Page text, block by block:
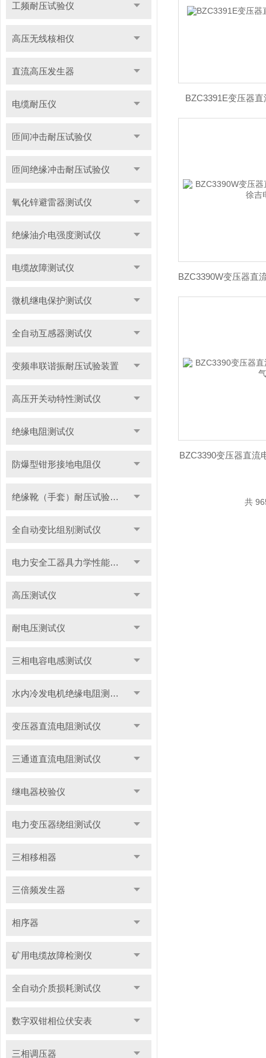
工频耐压试验仪
高压无线核相仪
直流高压发生器
电缆耐压仪
匝间冲击耐压试验仪
匝间绝缘冲击耐压试验仪
氧化锌避雷器测试仪
绝缘油介电强度测试仪
电缆故障测试仪
微机继电保护测试仪
全自动互感器测试仪
变频串联谐振耐压试验装置
高压开关动特性测试仪
绝缘电阻测试仪
防爆型钳形接地电阻仪
绝缘靴（手套）耐压试验装置
全自动变比组别测试仪
电力安全工器具力学性能试验机
高压测试仪
耐电压测试仪
三相电容电感测试仪
水内冷发电机绝缘电阻测试仪
变压器直流电阻测试仪
三通道直流电阻测试仪
继电器校验仪
电力变压器绕组测试仪
三相移相器
三倍频发生器
相序器
矿用电缆故障检测仪
全自动介质损耗测试仪
数字双钳相位伏安表
三相调压器
BZC3391E变压器
BZC3390变压器直流
共